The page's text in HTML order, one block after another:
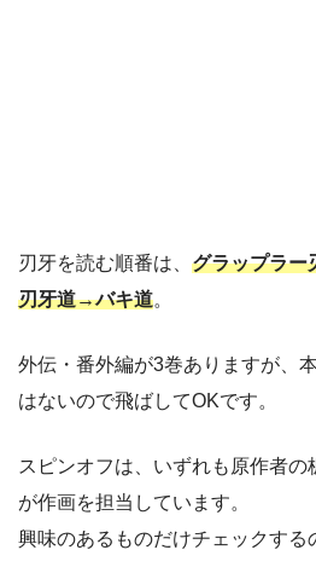
刃牙を読む順番は、 グラップラ
刃牙道→バキ道。
外伝・番外編が3巻ありますが、
はないので飛ばしてOKです。
スピンオフは、いずれも原作者
が作画を担当しています。
興味のあるものだけチェックする